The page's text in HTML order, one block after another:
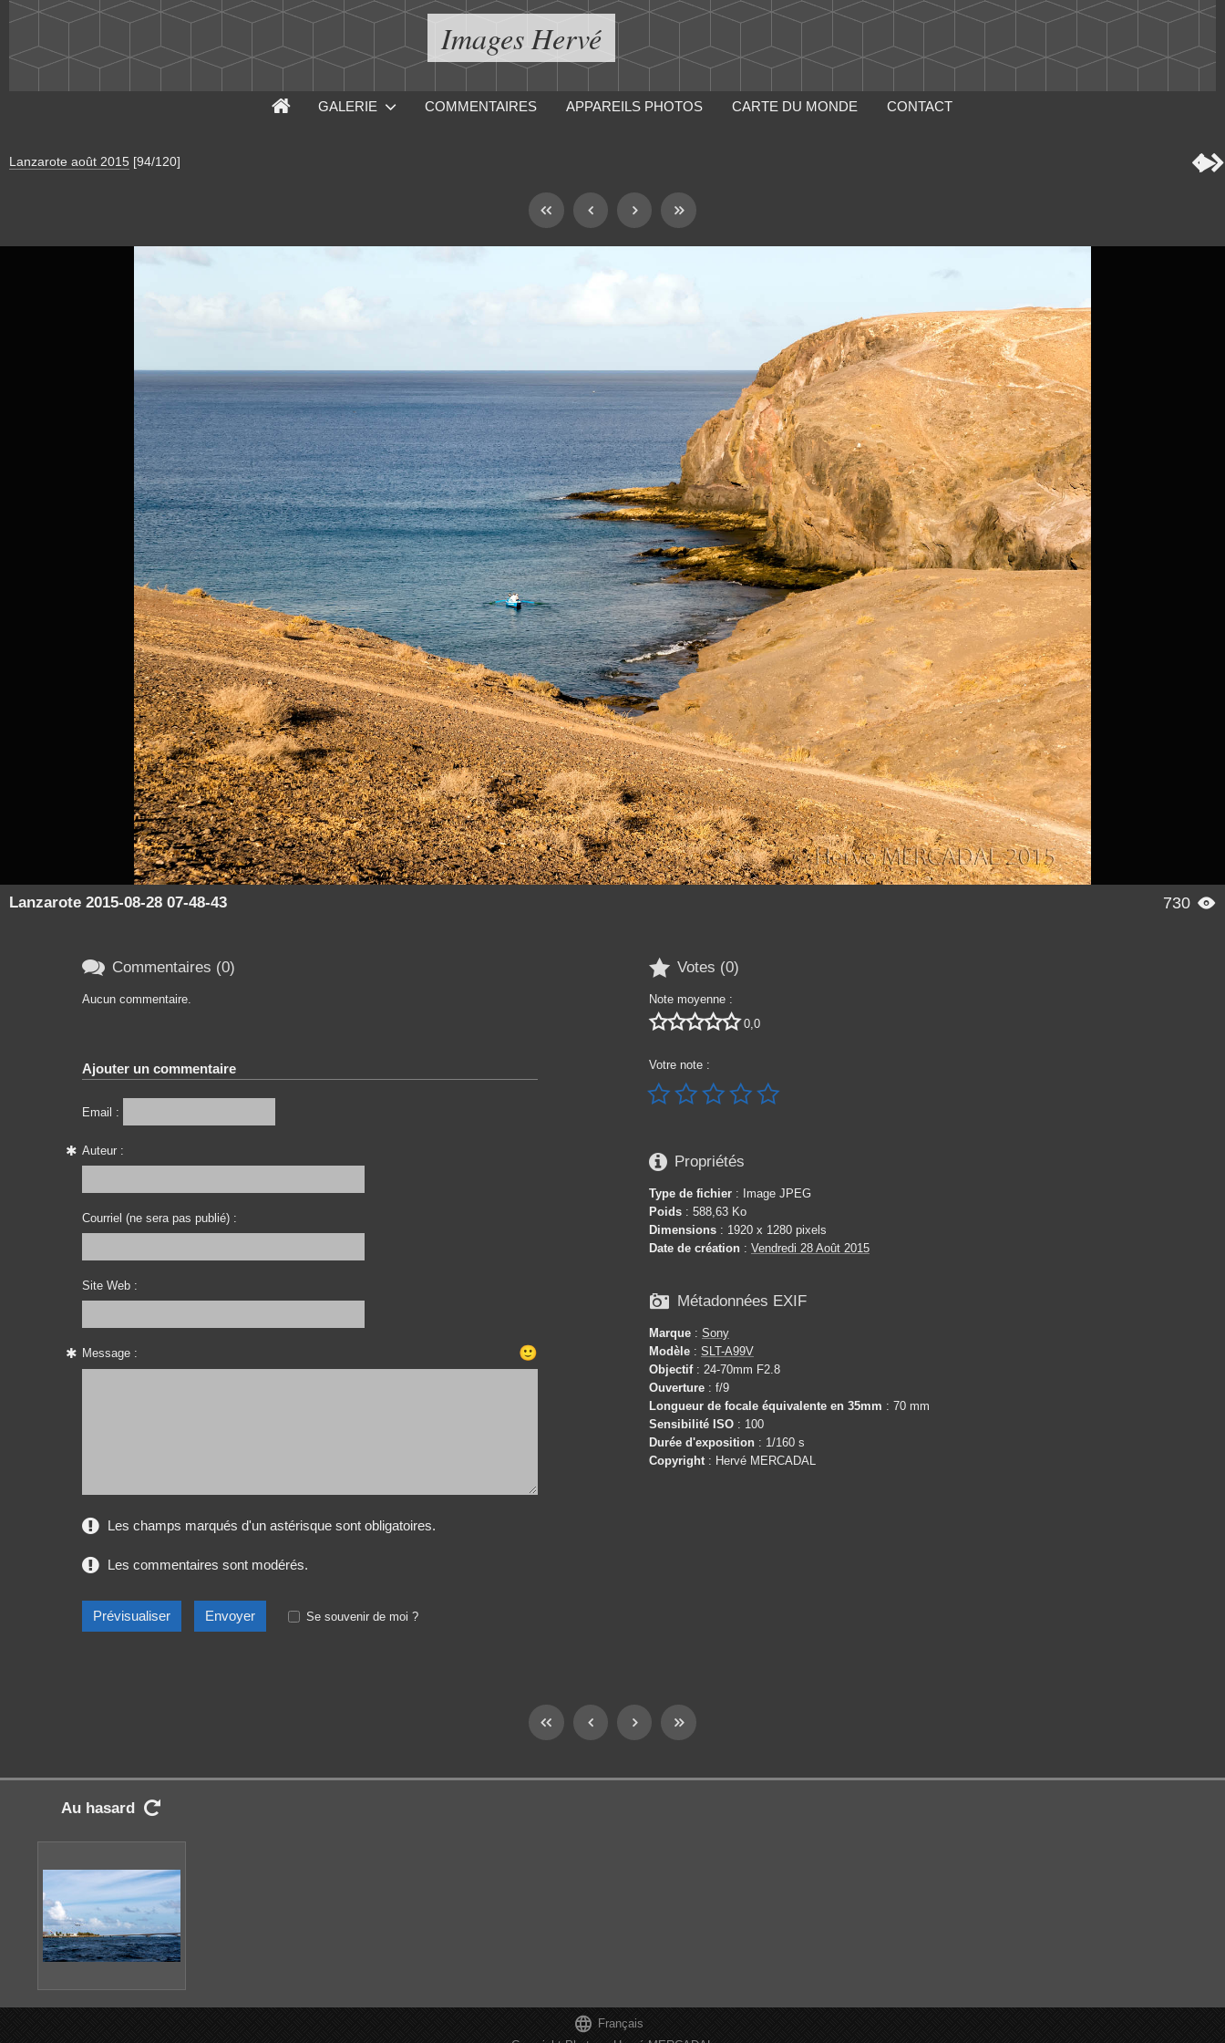
Images Hervé
GALERIE COMMENTAIRES APPAREILS PHOTOS CARTE DU MONDE CONTACT
Lanzarote août 2015 [94/120] 
730 
Lanzarote 2015-08-28 07-48-43
 Votes (0)
Note moyenne :
 0,0
Votre note :

 Propriétés
Type de fichier : Image JPEG
Poids : 588,63 Ko
Dimensions : 1920 x 1280 pixels
Date de création : Vendredi 28 Août 2015
 Métadonnées EXIF
Marque : Sony
Modèle : SLT-A99V
Objectif: 24-70mm F2.8
Ouverture : f/9
Longueur de focale équivalente en 35mm : 70 mm
Sensibilité ISO : 100
Durée d'exposition : 1/160 s
Copyright : Hervé MERCADAL
 Commentaires (0)
Aucun commentaire.
Ajouter un commentaire
Email :
Auteur :
Courriel (ne sera pas publié) :
Site Web :
Message : 🙂
Les champs marqués d'un astérisque sont obligatoires.
Les commentaires sont modérés.
Se souvenir de moi ?
Au hasard 
 Français